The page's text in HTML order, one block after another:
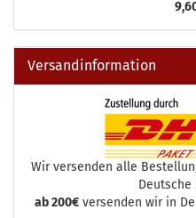
Versandinformation
Wir versenden alle
Deutsche
ab 200€ versenden wir in